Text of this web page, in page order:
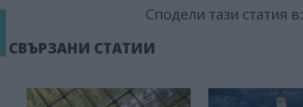
Сподели тази статия в:
СВЪРЗАНИ СТАТИИ